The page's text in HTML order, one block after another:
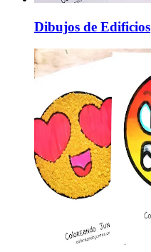
Dibujos de Edificios